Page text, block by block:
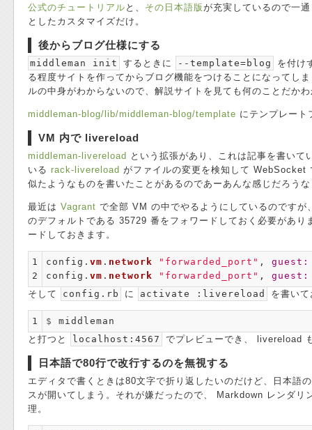
公式のチュートリアル と、 その日本語版が充実しているので一
としたカスタマイズだけ。
後からブログ仕様にする
middleman init するときに --template=blog
を付け
る程度サイトを作ってからブログ機能をつけることになってし
ルの中身がわからないので、解説サイトを見ても何のことだか
middleman-blog/lib/middleman-blog/template にテンプレート
VM 内で livereload
middleman-livereload という拡張があり、これは記事を書い
いる rack-livereload がファイルの変更を検知して
似たようなものを書いたことがあるのであーあんな感じだろう
最近は Vagrant で全部 VM の中でやるようにしているのです
のデフォルトである 35729 番をフォワードしておく必要があ
ードしておきます。
1
2
config . vm . network "forwarded_port" ,
config . vm . network "forwarded_port" ,
そして
config.rb に activate :livereload を書い
1 $
と打つと
localhost:4567 でプレビューでき、 livereload
日本語で80行で改行するのを無視する
エディタで書くときは80文字で折り返したいのだけど、日本語
スが開いてしまう。それが嫌だったので、 Markdown レンダ
理。